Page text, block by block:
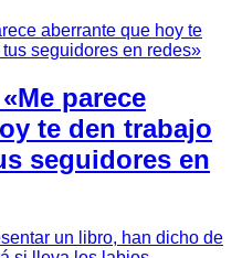
parece
te den trabajo
seguidores en